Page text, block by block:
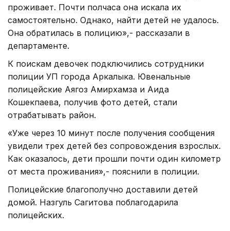
проживает. Почти полчаса она искала их
самостоятельно. Однако, найти детей не удалось.
Она обратилась в полицию»,- рассказали в
департаменте.
К поискам девочек подключились сотрудники
полиции УП города Аркалыка. Ювенальные
полицейские Аягоз Амирхамза и Аида
Кошекпаева, получив фото детей, стали
отрабатывать район.
«Уже через 10 минут после получения сообщения
увидели трех детей без сопровождения взрослых.
Как оказалось, дети прошли почти один километр
от места проживания»,- пояснили в полиции.
Полицейские благополучно доставили детей
домой. Назгуль Сагитова поблагодарила
полицейских.